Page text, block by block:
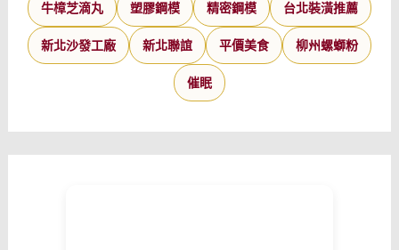
牛樟芝滴丸 塑膠鋼模 精密鋼模 台北裝潢推薦
新北沙發工廠 新北聯誼 平價美食 柳州螺螄粉
催眠